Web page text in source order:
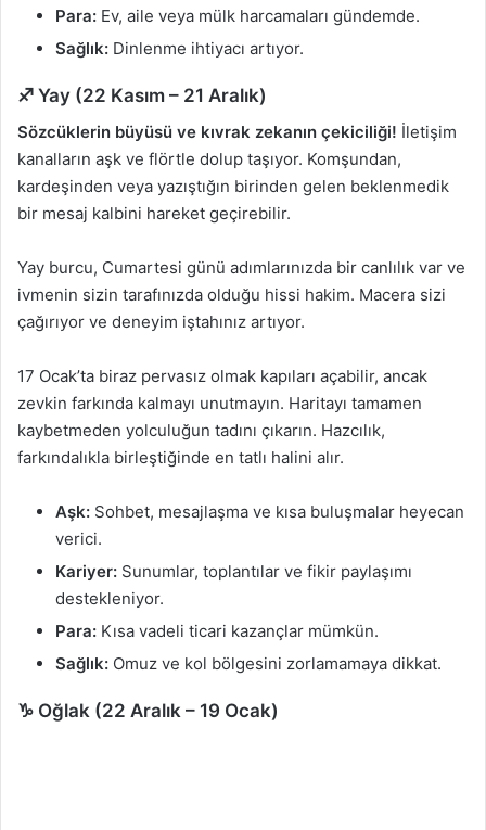
Para: Ev, aile veya mülk harcamaları gündemde.
Sağlık: Dinlenme ihtiyacı artıyor.
♐ Yay (22 Kasım – 21 Aralık)
Sözcüklerin büyüsü ve kıvrak zekanın çekiciliği! İletişim
kanalların aşk ve flörtle dolup taşıyor. Komşundan,
kardeşinden veya yazıştığın birinden gelen beklenmedik
bir mesaj kalbini hareket geçirebilir.
Yay burcu, Cumartesi günü adımlarınızda bir canlılık var ve
ivmenin sizin tarafınızda olduğu hissi hakim. Macera sizi
çağırıyor ve deneyim iştahınız artıyor.
17 Ocak’ta biraz pervasız olmak kapıları açabilir, ancak
zevkin farkında kalmayı unutmayın. Haritayı tamamen
kaybetmeden yolculuğun tadını çıkarın. Hazcılık,
farkındalıkla birleştiğinde en tatlı halini alır.
Aşk: Sohbet, mesajlaşma ve kısa buluşmalar heyecan
verici.
Kariyer: Sunumlar, toplantılar ve fikir paylaşımı
destekleniyor.
Para: Kısa vadeli ticari kazançlar mümkün.
Sağlık: Omuz ve kol bölgesini zorlamamaya dikkat.
♑ Oğlak (22 Aralık – 19 Ocak)